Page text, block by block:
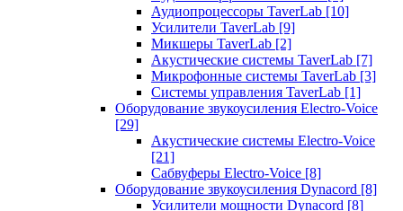
Аудиопроцессоры TaverLab [10]
Усилители TaverLab [9]
Микшеры TaverLab [2]
Акустические системы TaverLab [7]
Микрофонные системы TaverLab [3]
Системы управления TaverLab [1]
Оборудование звукоусиления Electro-Voice
[29]
Акустические системы Electro-Voice
[21]
Сабвуферы Electro-Voice [8]
Оборудование звукоусиления Dynacord [8]
Усилители мощности Dynacord [8]